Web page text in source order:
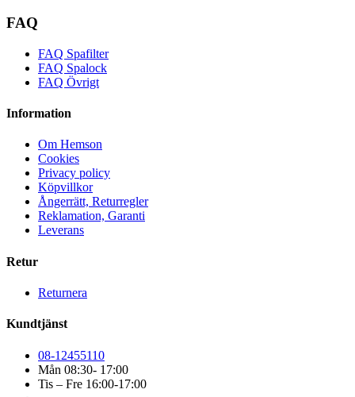
FAQ
FAQ Spafilter
FAQ Spalock
FAQ Övrigt
Information
Om Hemson
Cookies
Privacy policy
Köpvillkor
Ångerrätt, Returregler
Reklamation, Garanti
Leverans
Retur
Returnera
Kundtjänst
08-12455110
Mån 08:30- 17:00
Tis – Fre 16:00-17:00